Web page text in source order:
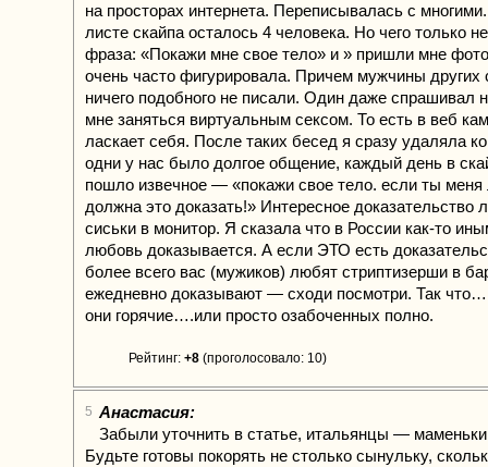
на просторах интернета. Переписывалась с многими.
листе скайпа осталось 4 человека. Но чего только
фраза: «Покажи мне свое тело» и » пришли мне
очень часто фигурировала. Причем мужчины других
ничего подобного не писали. Один даже спрашивал
мне заняться виртуальным сексом. То есть в веб
ласкает себя. После таких бесед я сразу удаляла
одни у нас было долгое общение, каждый день в
пошло извечное — «покажи свое тело. если ты
должна это доказать!» Интересное
сиськи в монитор. Я сказала что в России как-то
любовь доказывается. А если ЭТО есть
более всего вас (мужиков) любят стриптизерши в
ежедневно доказывают — сходи посмотри. Так
они горячие….или просто озабоченных полно.
Рейтинг: +8 (проголосовало: 10)
5 Анастасия:
Забыли уточнить в статье, итальянцы —
Будьте готовы покорять не столько сынульку,